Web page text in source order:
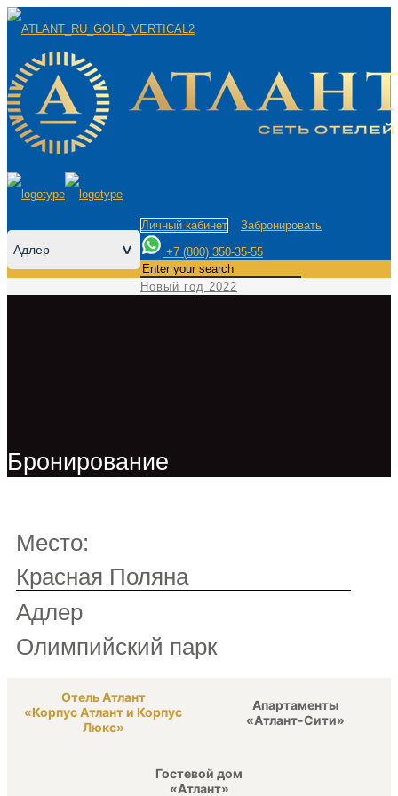
Адлер >
Личный кабинет
Забронировать
+7 (800) 350-35-55
Новый год 2022
Бронирование
Место:
Красная Поляна
Адлер
Олимпийский парк
Отель Атлант
«Корпус Атлант и Корпус
Люкс»
Апартаменты
«Атлант-Сити»
Гостевой дом
«Атлант»